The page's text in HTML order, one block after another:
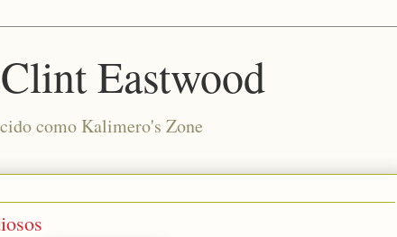
Eastwood
como Kalimero's Zone